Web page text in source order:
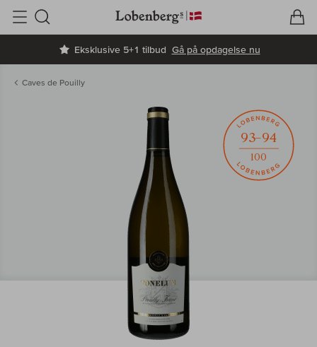
Eksklusive 5+1 tilbud Gå på opdagelse nu
Søg
Caves de Pouilly
93–94
100